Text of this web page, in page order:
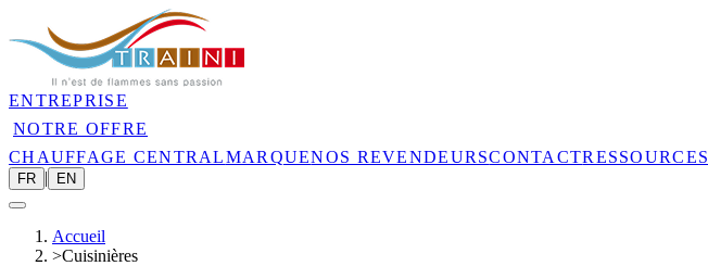
ENTREPRISE
NOTRE OFFRE
CHAUFFAGE CENTRALMARQUENOS REVENDEURSCONTACTRESSOURCES
FR | EN
Accueil
>Cuisinières